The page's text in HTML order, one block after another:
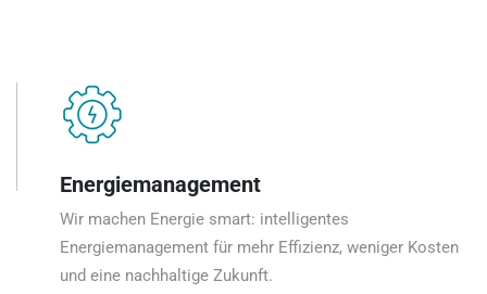
Energiemanagement
Wir machen Energie smart: intelligentes
Energiemanagement für mehr Effizienz, weniger Kosten
und eine nachhaltige Zukunft.